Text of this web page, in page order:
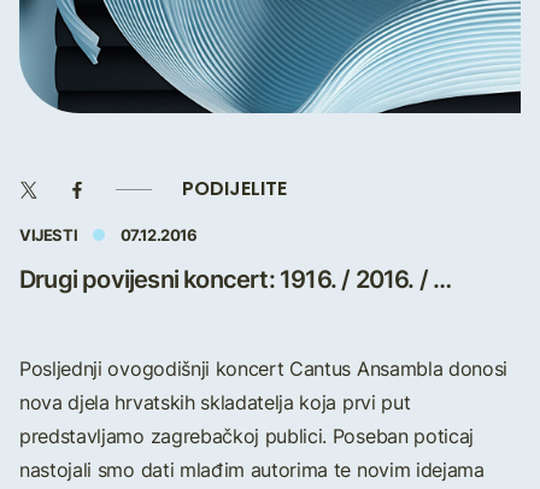
PODIJELITE
VIJESTI 07.12.2016
Drugi povijesni koncert: 1916. / 2016. / …
Posljednji ovogodišnji koncert Cantus Ansambla donosi
nova djela hrvatskih skladatelja koja prvi put
predstavljamo zagrebačkoj publici. Poseban poticaj
nastojali smo dati mlađim autorima te novim idejama